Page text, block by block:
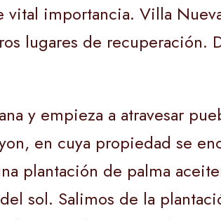
vital importancia. Villa
lugares de
y empieza a atravesar
en cuya propiedad se
plantación de palma
sol. Salimos de la